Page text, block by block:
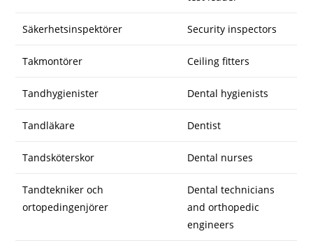
Säkerhetsinspektörer Security inspectors
Takmontörer Ceiling fitters
Tandhygienister Dental hygienists
Tandläkare Dentist
Tandsköterskor Dental nurses
Tandtekniker och
ortopedingenjörer
Dental technicians
and orthopedic
engineers